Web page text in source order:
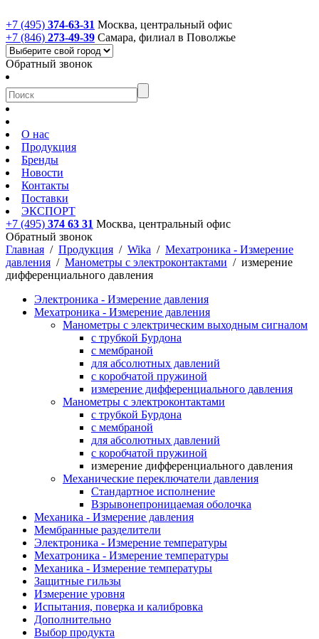
+7 (495) 374-63-31 Москва, центральный офис
+7 (846) 273-49-39 Самара, филиал в Поволжье
Обратный звонок
О нас
Продукция
Бренды
Новости
Контакты
Поставки
ЭКСПОРТ
+7 (495) 374 63 31 Москва, центральный офис
Обратный звонок
Главная / Продукция / Wika / Мехатроника - Измерение
давления / Манометры с электроконтактами / измерение
дифференциального давления
Электроника - Измерение давления
Мехатроника - Измерение давления
Манометры с электрическим выходным сигналом
с трубкой Бурдона
с мембраной
для абсолютных давлений
с коробчатой пружиной
измерение дифференциального давления
Манометры с электроконтактами
с трубкой Бурдона
с мембраной
для абсолютных давлений
с коробчатой пружиной
измерение дифференциального давления
Механические переключатели давления
Стандартное исполнение
Взрывонепроницаемая оболочка
Механика - Измерение давления
Мембранные разделители
Электроника - Измерение температуры
Мехатроника - Измерение температуры
Механика - Измерение температуры
Защитные гильзы
Измерение уровня
Испытания, поверка и калибровка
Дополнительно
Выбор продукта